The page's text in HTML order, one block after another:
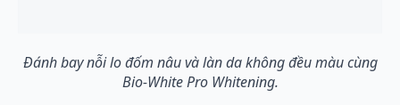
Đánh bay nỗi lo đốm nâu và làn da không đều màu cùng
Bio-White Pro Whitening.